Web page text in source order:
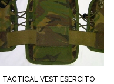
TACTICAL VEST ESERCITO